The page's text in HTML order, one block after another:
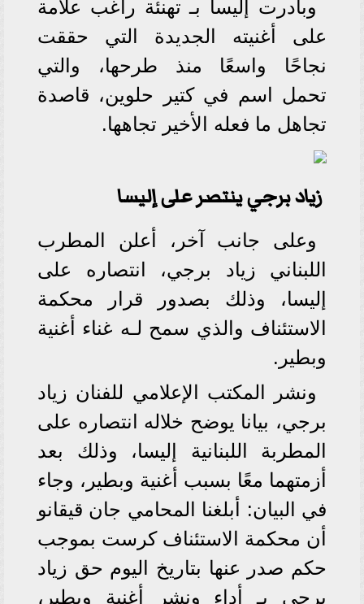
وبادرت إليسا بـ تهنئة راغب علامة
على أغنيته الجديدة التي حققت
نجاحًا واسعًا منذ طرحها، والتي
تحمل اسم في كتير حلوين، قاصدة
تجاهل ما فعله الأخير تجاهها.
زياد برجي ينتصر على إليسا
وعلى جانب آخر، أعلن المطرب
اللبناني زياد برجي، انتصاره على
إليسا، وذلك بصدور قرار محكمة
الاستئناف والذي سمح لـه غناء أغنية
وبطير.
ونشر المكتب الإعلامي للفنان زياد
برجي، بيانا يوضح خلاله انتصاره على
المطربة اللبنانية إليسا، وذلك بعد
أزمتهما معًا بسبب أغنية وبطير، وجاء
في البيان: أبلغنا المحامي جان قيقانو
أن محكمة الاستئناف كرست بموجب
حكم صدر عنها بتاريخ اليوم حق زياد
برجي بـ أداء ونشر أغنية وبطير،